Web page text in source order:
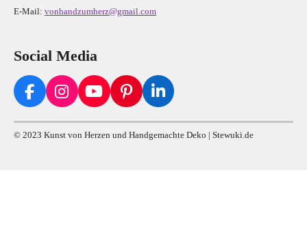
E-Mail: vonhandzumherz@gmail.com
Social Media
F
c
e
I
s
t
Y
u
T
P
n
t
L
n
k
© 2023 Kunst von Herzen und Handgemachte Deko | Stewuki.de